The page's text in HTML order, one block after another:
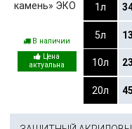
В наличии
1л
5л
10л
20л